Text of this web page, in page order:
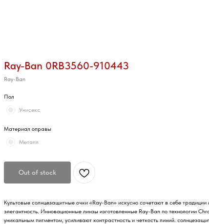
Ray-Ban 0RB3560-910443
Ray-Ban
Пол
Унисекс
Материал оправы
Металл
Out of stock
Культовые солнцезащитные очки «Ray-Ban» искусно сочетают в себе традиции
элегантность. Инновационные линзы изготовленные Ray-Ban по технологии
уникальным пигментом, усиливают контрастность и четкость линий.